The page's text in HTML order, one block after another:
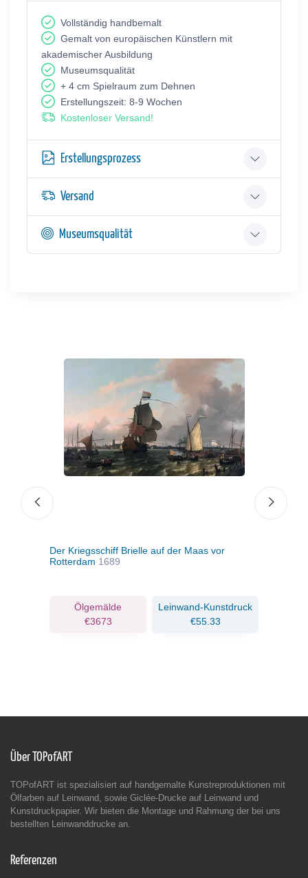
Vollständig handbemalt
Gemalt von europäischen Künstlern mit
akademischer Ausbildung
Museumsqualität
+ 4 cm Spielraum zum Dehnen
Erstellungszeit: 8-9 Wochen
Kostenloser Versand!
Erstellungsprozess
Versand
Museumsqualität
Der Kriegsschiff Brielle auf der Maas vor
Rotterdam 1689
Ölgemälde
€3673
Leinwand-Kunstdruck
€55.33
Über TOPofART
TOPofART ist spezialisiert auf handgemalte Kunstreproduktionen mit
Ölfarben auf Leinwand, sowie Giclée-Drucke auf Leinwand und
Kunstdruckpapier. Wir bieten die Montage und Rahmung der bei uns
bestellten Leinwanddrucke an.
Referenzen